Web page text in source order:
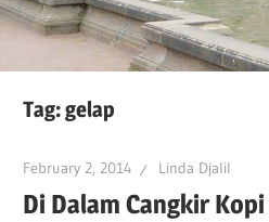
Tag:gelap
February 2, 2014 Linda Djalil
Di Dalam Cangkir